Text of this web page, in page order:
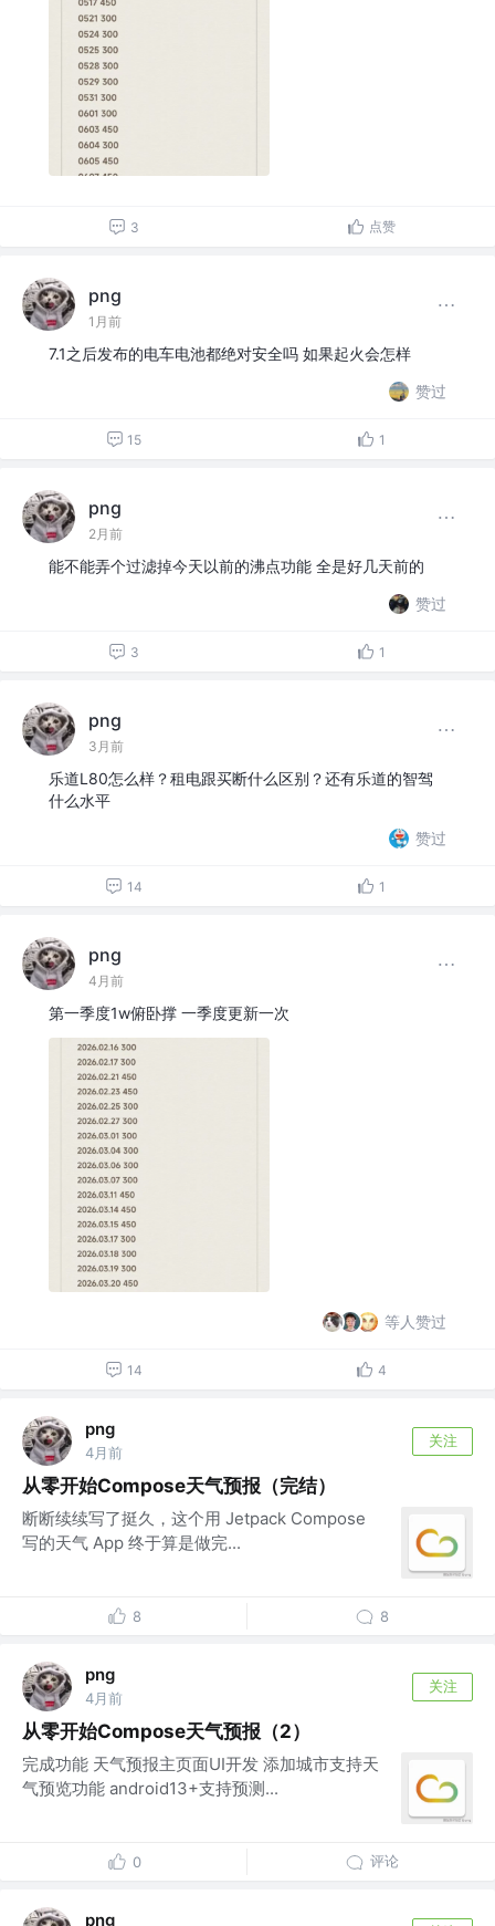
3 点赞
png
1月前
7.1之后发布的电车电池都绝对安全吗 如果起火会怎样
赞过
15 1
png
2月前
能不能弄个过滤掉今天以前的沸点功能 全是好几天前的
赞过
3 1
png
3月前
乐道L80怎么样？租电跟买断什么区别？还有乐道的智驾
什么水平
赞过
14 1
png
4月前
第一季度1w俯卧撑 一季度更新一次
等人赞过
14 4
png
4月前
关注
从零开始Compose天气预报（完结）
断断续续写了挺久，这个用 Jetpack Compose
写的天气 App 终于算是做完...
8 8
png
4月前
关注
从零开始Compose天气预报（2）
完成功能 天气预报主页面UI开发 添加城市支持天
气预览功能 android13+支持预测...
0 评论
png